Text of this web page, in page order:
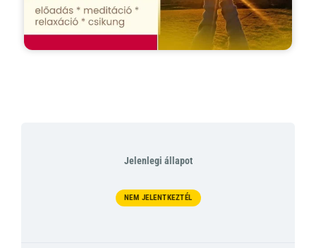
Jelenlegi állapot
NEM JELENTKEZTÉL